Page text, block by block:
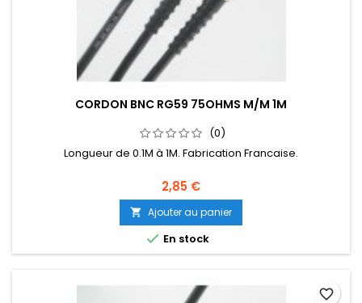
CORDON BNC RG59 75OHMS M/M 1M
(0)
Longueur de 0.1M à 1M. Fabrication Francaise.
2,85 €
 Ajouter au panier
 En stock
favorite_border